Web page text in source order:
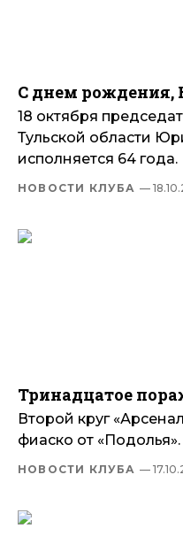
С днем
18 октября
Тульской области
исполняется 64 года.
НОВОСТИ КЛУБА —
Тринадцатое
Второй круг
фиаско от «Подолья».
НОВОСТИ КЛУБА —